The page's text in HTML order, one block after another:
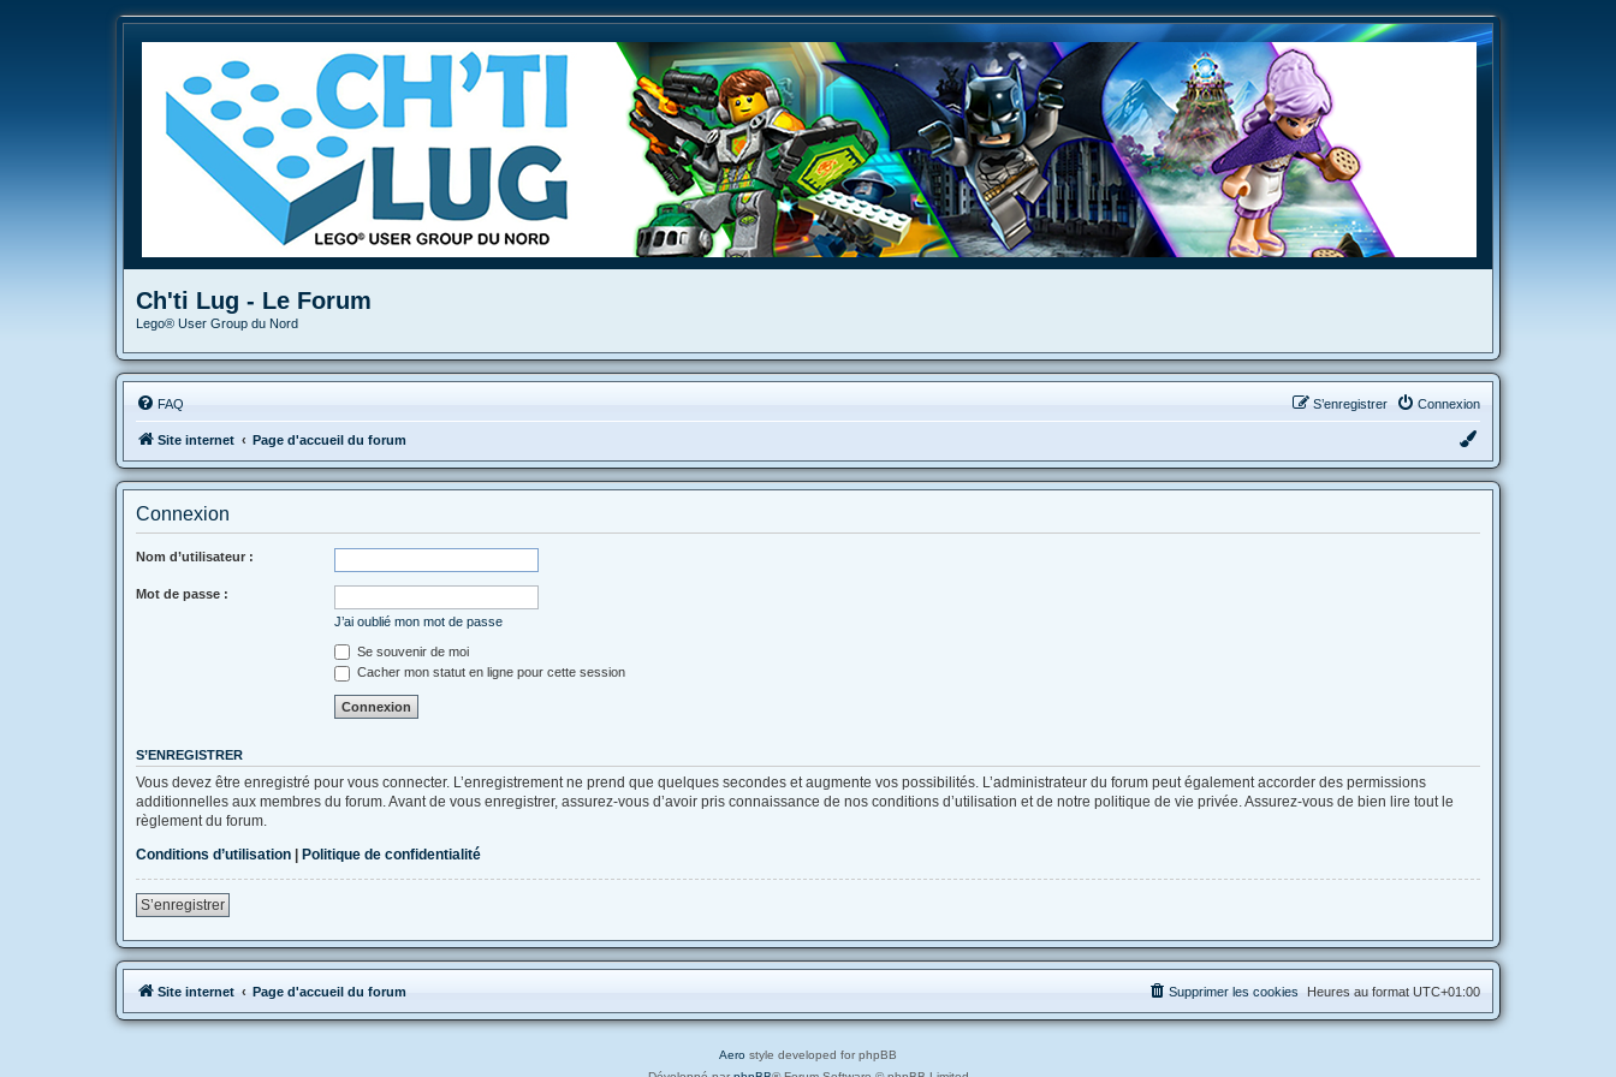
Ch'ti Lug - Le Forum
Lego® User Group du Nord
FAQ Connexion
S’enregistrer
Site internet Page d'accueil du forum
Connexion
Nom d’utilisateur :
Mot de passe :
J’ai oublié mon mot de passe
Se souvenir de moi
Cacher mon statut en ligne pour cette session
S’ENREGISTRER
Vous devez être enregistré pour vous connecter. L’enregistrement ne prend que quelques secondes et augmente vos possibilités. L’administrateur du forum peut également accorder des permissions
additionnelles aux membres du forum. Avant de vous enregistrer, assurez-vous d’avoir pris connaissance de nos conditions d’utilisation et de notre politique de vie privée. Assurez-vous de bien lire tout le
règlement du forum.
Conditions d’utilisation
Politique de confidentialité
S’enregistrer
Site internet Page d'accueil du forum Heures au format UTC+01:00
Supprimer les cookies
Aero style developed for phpBB